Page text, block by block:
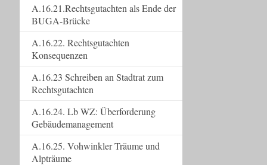
A.16.21.Rechtsgutachten als Ende der
BUGA-Brücke
A.16.22. Rechtsgutachten
Konsequenzen
A.16.23 Schreiben an Stadtrat zum
Rechtsgutachten
A.16.24. Lb WZ: Überforderung
Gebäudemanagement
A.16.25. Vohwinkler Träume und
Alpträume